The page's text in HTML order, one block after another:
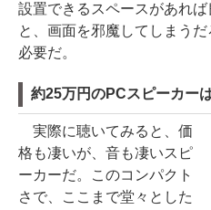
設置できるスペースがあれ
と、画面を邪魔してしまう
必要だ。
約25万円のPCスピーカー
実際に聴いてみると、価
格も凄いが、音も凄いスピ
ーカーだ。このコンパクト
さで、ここまで堂々とした